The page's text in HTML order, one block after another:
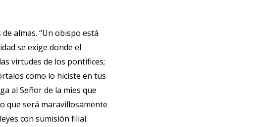
almas. “Un obispo está
se exige donde el
virtudes de los pontífices;
como lo hiciste en tus
al Señor de la mies que
que será maravillosamente
con sumisión filial.